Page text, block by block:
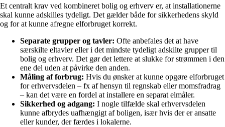
Et centralt krav ved kombineret bolig og erhverv er, at installationerne
skal kunne adskilles tydeligt. Det gælder både for sikkerhedens skyld
og for at kunne afregne elforbruget korrekt.
Separate grupper og tavler: Ofte anbefales det at have
særskilte eltavler eller i det mindste tydeligt adskilte grupper til
bolig og erhverv. Det gør det lettere at slukke for strømmen i den
ene del uden at påvirke den anden.
Måling af forbrug: Hvis du ønsker at kunne opgøre elforbruget
for erhvervsdelen – fx af hensyn til regnskab eller momsfradrag
– kan det være en fordel at installere en separat elmåler.
Sikkerhed og adgang: I nogle tilfælde skal erhvervsdelen
kunne afbrydes uafhængigt af boligen, især hvis der er ansatte
eller kunder, der færdes i lokalerne.